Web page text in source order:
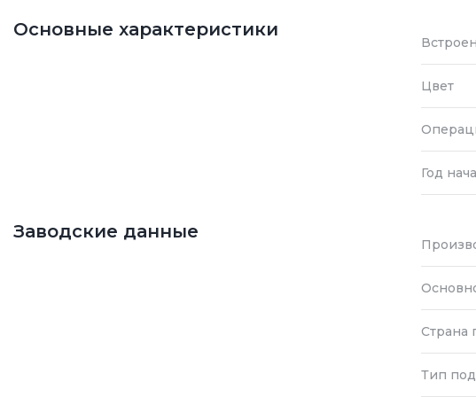
Основные характеристики
Цвет
Год
Заводские данные
Страна
Тип